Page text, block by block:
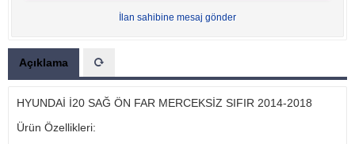
İlan sahibine mesaj gönder
Açıklama
HYUNDAİ İ20 SAĞ ÖN FAR MERCEKSİZ SIFIR 2014-2018
Ürün Özellikleri: